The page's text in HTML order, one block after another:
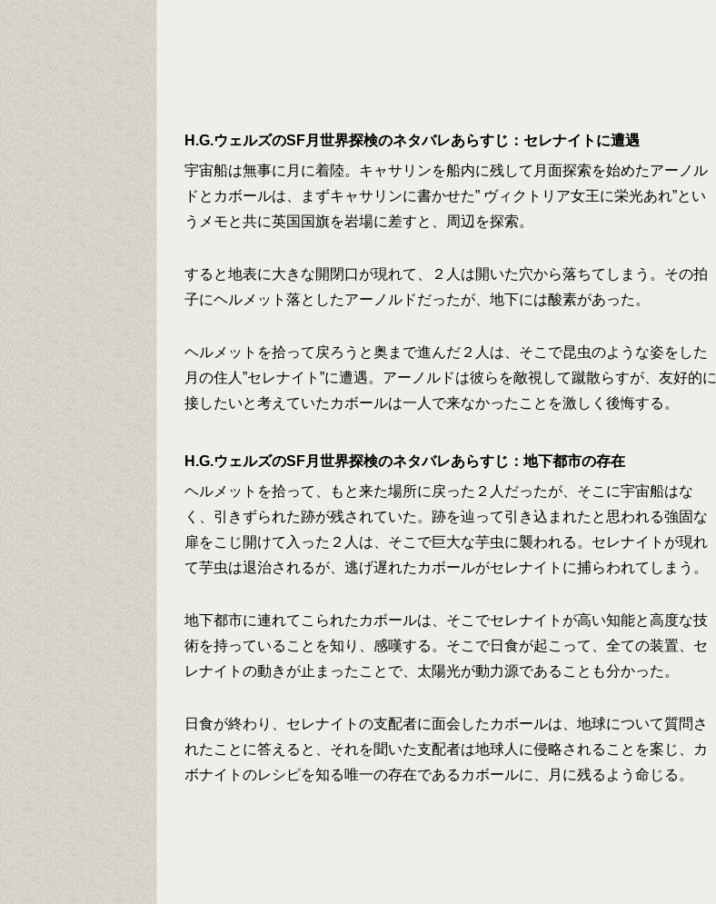
H.G.ウェルズのSF月世界探検のネタバレあらすじ：セレナイトに遭遇
宇宙船は無事に月に着陸。キャサリンを船内に残して月面探索を始めたアーノル
ドとカボールは、まずキャサリンに書かせた” ヴィクトリア女王に栄光あれ”とい
うメモと共に英国国旗を岩場に差すと、周辺を探索。
すると地表に大きな開閉口が現れて、２人は開いた穴から落ちてしまう。その拍
子にヘルメット落としたアーノルドだったが、地下には酸素があった。
ヘルメットを拾って戻ろうと奥まで進んだ２人は、そこで昆虫のような姿をした
月の住人”セレナイト”に遭遇。アーノルドは彼らを敵視して蹴散らすが、友好的に
接したいと考えていたカボールは一人で来なかったことを激しく後悔する。
H.G.ウェルズのSF月世界探検のネタバレあらすじ：地下都市の存在
ヘルメットを拾って、もと来た場所に戻った２人だったが、そこに宇宙船はな
く、引きずられた跡が残されていた。跡を辿って引き込まれたと思われる強固な
扉をこじ開けて入った２人は、そこで巨大な芋虫に襲われる。セレナイトが現れ
て芋虫は退治されるが、逃げ遅れたカボールがセレナイトに捕らわれてしまう。
地下都市に連れてこられたカボールは、そこでセレナイトが高い知能と高度な技
術を持っていることを知り、感嘆する。そこで日食が起こって、全ての装置、セ
レナイトの動きが止まったことで、太陽光が動力源であることも分かった。
日食が終わり、セレナイトの支配者に面会したカボールは、地球について質問さ
れたことに答えると、それを聞いた支配者は地球人に侵略されることを案じ、カ
ボナイトのレシピを知る唯一の存在であるカボールに、月に残るよう命じる。